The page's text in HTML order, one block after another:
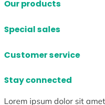
Our products
Special sales
Customer service
Stay connected
Lorem ipsum dolor sit